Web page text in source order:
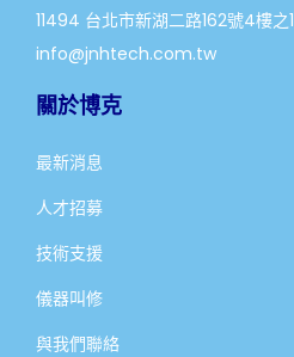
11494 台北市新湖二路162號4樓之1
info@jnhtech.com.tw
關於博克
最新消息
人才招募
技術支援
儀器叫修
與我們聯絡